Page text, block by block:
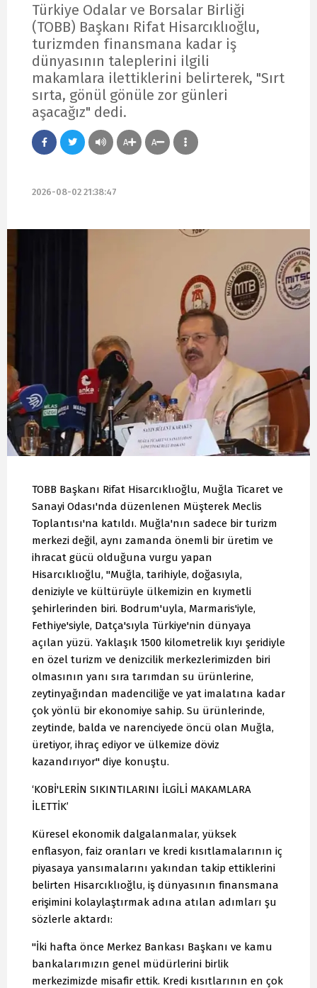
Türkiye Odalar ve Borsalar Birliği
(TOBB) Başkanı Rifat Hisarcıklıoğlu,
turizmden finansmana kadar iş
dünyasının taleplerini ilgili
makamlara ilettiklerini belirterek, "Sırt
sırta, gönül gönüle zor günleri
aşacağız" dedi.
A A
2026-08-02 21:38:47
TOBB Başkanı Rifat Hisarcıklıoğlu, Muğla Ticaret ve
Sanayi Odası'nda düzenlenen Müşterek Meclis
Toplantısı'na katıldı. Muğla'nın sadece bir turizm
merkezi değil, aynı zamanda önemli bir üretim ve
ihracat gücü olduğuna vurgu yapan
Hisarcıklıoğlu, "Muğla, tarihiyle, doğasıyla,
deniziyle ve kültürüyle ülkemizin en kıymetli
şehirlerinden biri. Bodrum'uyla, Marmaris'iyle,
Fethiye'siyle, Datça'sıyla Türkiye'nin dünyaya
açılan yüzü. Yaklaşık 1500 kilometrelik kıyı şeridiyle
en özel turizm ve denizcilik merkezlerimizden biri
olmasının yanı sıra tarımdan su ürünlerine,
zeytinyağından madenciliğe ve yat imalatına kadar
çok yönlü bir ekonomiye sahip. Su ürünlerinde,
zeytinde, balda ve narenciyede öncü olan Muğla,
üretiyor, ihraç ediyor ve ülkemize döviz
kazandırıyor" diye konuştu.
‘KOBİ'LERİN SIKINTILARINI İLGİLİ MAKAMLARA
İLETTİK’
Küresel ekonomik dalgalanmalar, yüksek
enflasyon, faiz oranları ve kredi kısıtlamalarının iç
piyasaya yansımalarını yakından takip ettiklerini
belirten Hisarcıklıoğlu, iş dünyasının finansmana
erişimini kolaylaştırmak adına atılan adımları şu
sözlerle aktardı:
"İki hafta önce Merkez Bankası Başkanı ve kamu
bankalarımızın genel müdürlerini birlik
merkezimizde misafir ettik. Kredi kısıtlarının en çok